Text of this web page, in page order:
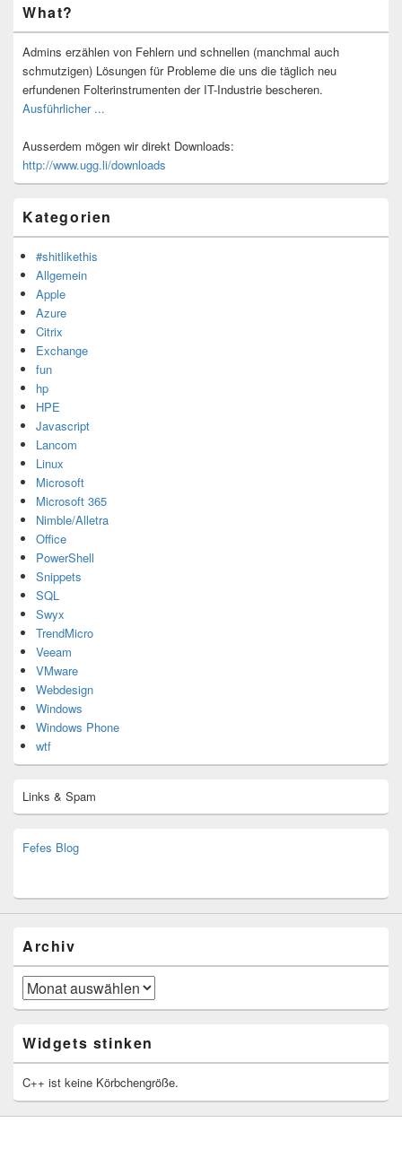
Seitenleisten-
Widgetbereich
What?
Admins erzählen von Fehlern und schnellen (manchmal auch
schmutzigen) Lösungen für Probleme die uns die täglich neu
erfundenen Folterinstrumenten der IT-Industrie bescheren.
Ausführlicher ...
Ausserdem mögen wir direkt Downloads:
http://www.ugg.li/downloads
Kategorien
#shitlikethis
Allgemein
Apple
Azure
Citrix
Exchange
fun
hp
HPE
Javascript
Lancom
Linux
Microsoft
Microsoft 365
Nimble/Alletra
Office
PowerShell
Snippets
SQL
Swyx
TrendMicro
Veeam
VMware
Webdesign
Windows
Windows Phone
wtf
Links & Spam
Fefes Blog
Archiv
Archiv
Widgets stinken
C++ ist keine Körbchengröße.